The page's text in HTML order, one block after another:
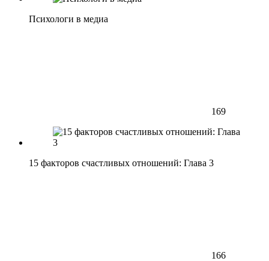
Психологи в медиа
169
15 факторов счастливых отношений: Глава 3
166